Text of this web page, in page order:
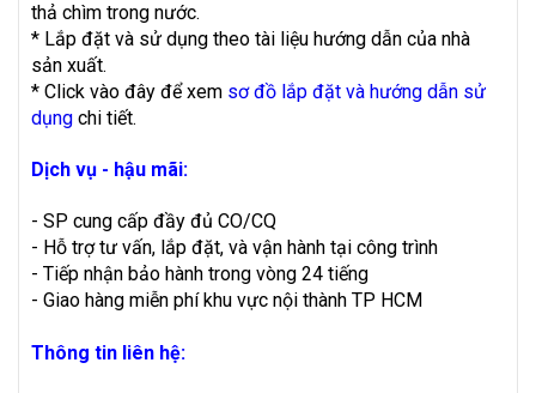
thả chìm trong nước.
* Lắp đặt và sử dụng theo tài liệu hướng dẫn của nhà
sản xuất.
* Click vào đây để xem sơ đồ lắp đặt và hướng dẫn sử
dụng chi tiết.
Dịch vụ - hậu mãi:
- SP cung cấp đầy đủ CO/CQ
- Hỗ trợ tư vấn, lắp đặt, và vận hành tại công trình
- Tiếp nhận bảo hành trong vòng 24 tiếng
- Giao hàng miễn phí khu vực nội thành TP HCM
Thông tin liên hệ: